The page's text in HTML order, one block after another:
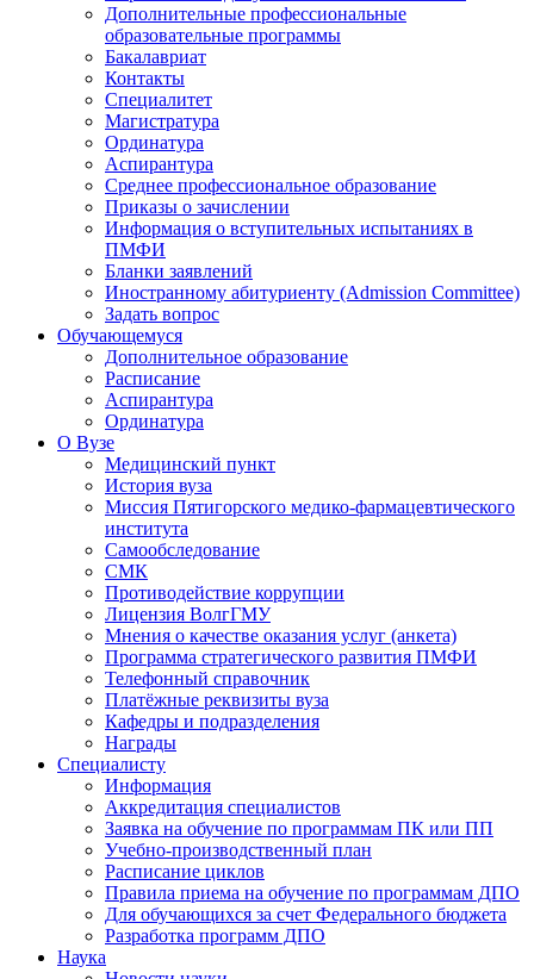
Дополнительные профессиональные
образовательные программы
Бакалавриат
Контакты
Специалитет
Магистратура
Ординатура
Аспирантура
Среднее профессиональное образование
Приказы о зачислении
Информация о вступительных испытаниях в
ПМФИ
Бланки заявлений
Иностранному абитуриенту (Admission Committee)
Задать вопрос
Обучающемуся
Дополнительное образование
Расписание
Аспирантура
Ординатура
О Вузе
Медицинский пункт
История вуза
Миссия Пятигорского медико-фармацевтического
института
Самообследование
СМК
Противодействие коррупции
Лицензия ВолгГМУ
Мнения о качестве оказания услуг (анкета)
Программа стратегического развития ПМФИ
Телефонный справочник
Платёжные реквизиты вуза
Кафедры и подразделения
Награды
Специалисту
Информация
Аккредитация специалистов
Заявка на обучение по программам ПК или ПП
Учебно-производственный план
Расписание циклов
Правила приема на обучение по программам ДПО
Для обучающихся за счет Федерального бюджета
Разработка программ ДПО
Наука